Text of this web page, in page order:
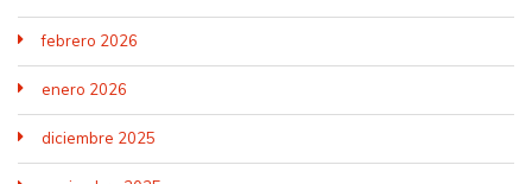
febrero 2026
enero 2026
diciembre 2025